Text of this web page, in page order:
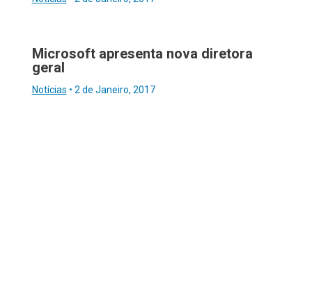
Microsoft apresenta nova diretora
geral
Notícias • 2 de Janeiro, 2017